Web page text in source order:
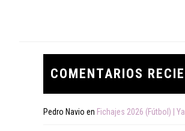
COMENTARIOS
Pedro Navio en Fichajes 2026 (Fútbol) |